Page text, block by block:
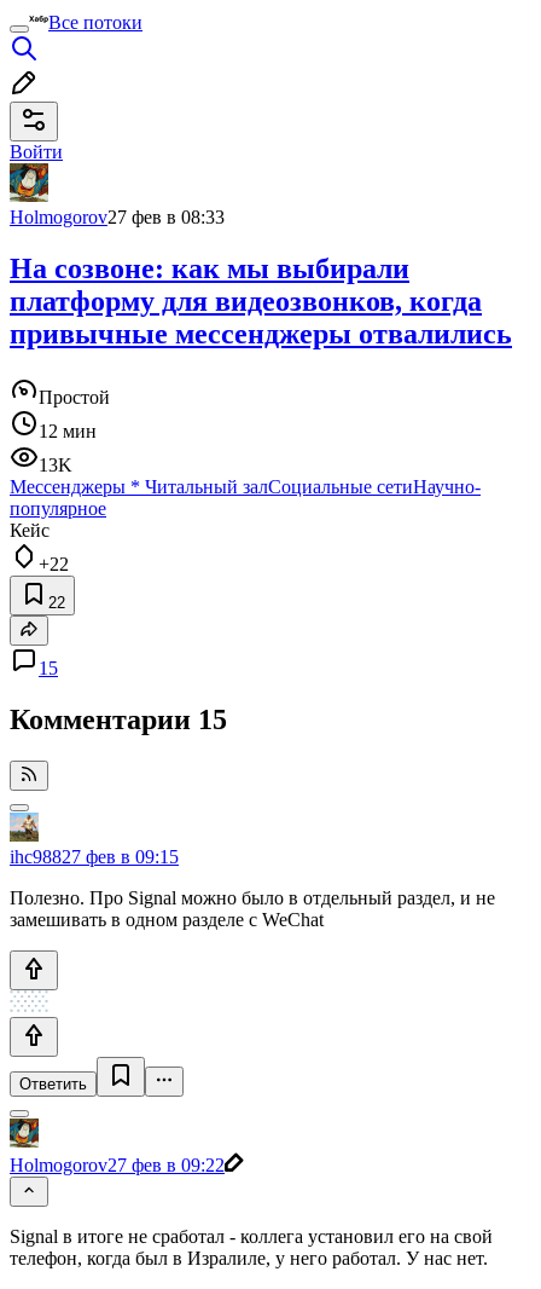
Все потоки
Войти
Holmogorov27 фев в 08:33
На созвоне: как мы выбирали
платформу для видеозвонков, когда
привычные мессенджеры отвалились
Простой
12 мин
13K
Мессенджеры * Читальный залСоциальные сетиНаучно-
популярное
Кейс
+22
22
15
Комментарии 15
ihc98827 фев в 09:15
Полезно. Про Signal можно было в отдельный раздел, и не
замешивать в одном разделе с WeChat
Ответить
Holmogorov27 фев в 09:22
Signal в итоге не сработал - коллега установил его на свой
телефон, когда был в Изралиле, у него работал. У нас нет.